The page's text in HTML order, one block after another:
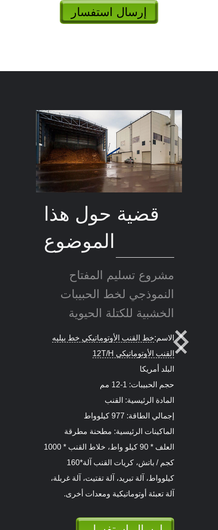
إرسال استفسار
قضية حول هذا
الموضوع
مشروع تسليم المفتاح
النموذجي لخط الحبيبات
الخشبية للكتلة الحيوية
الاسم:
2T/ساعة خشب أوتوماتيكي خط
الحبيبات
البلد كندا
حجم الحبيبات: 6-12 مم
المادة الرئيسية: رقائق الخشب الرطب
50%، نشارة الخشب الرطب 50%
إجمالي الطاقة: 385 كيلوواط
الماكينات الرئيسية: آلة تقطيع الأخشاب،
كسارة مطحنة مطحنة الخشب، آلة
التحويل، مجفف الخشب، حاوية التخزين,
ماكينة الكريات، والمبرد، وماكينة التعبئة